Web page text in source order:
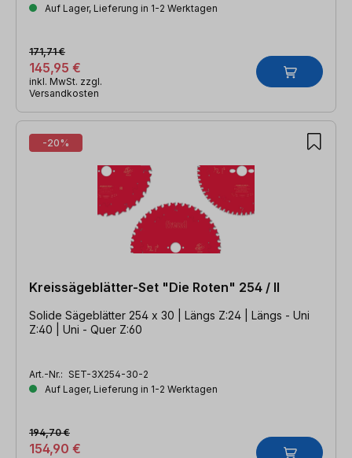
Auf Lager, Lieferung in 1-2 Werktagen
145,95 €
171,71 €
inkl. MwSt. zzgl.
Versandkosten
-20%
Kreissägeblätter-Set "Die Roten" 254 / II
Solide Sägeblätter 254 x 30 | Längs Z:24 | Längs - Uni
Z:40 | Uni - Quer Z:60
Art.-Nr.: SET-3X254-30-2
Auf Lager, Lieferung in 1-2 Werktagen
154,90 €
194,70 €